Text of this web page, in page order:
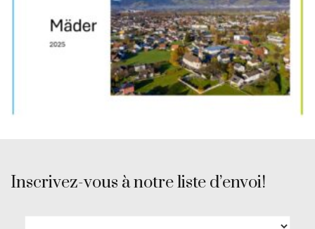
Inscrivez-vous à notre liste d’envoi!